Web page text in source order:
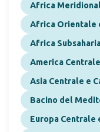
Africa
Africa Orientale
Africa
America
Asia Centrale e
Bacino del
Europa Centrale